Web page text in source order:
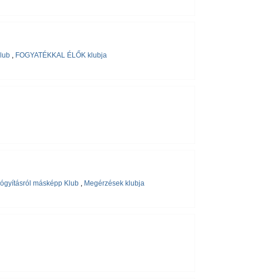
, FOGYATÉKKAL ÉLŐK klubja
másképp Klub, Megérzések klubja